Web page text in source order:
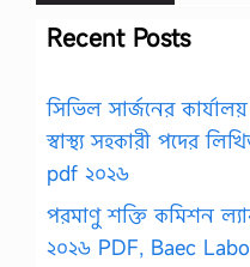
Recent Posts
সিভিল সার্জনের
স্বাস্থ্য সহকারী পদের
pdf ২০২৬
পরমাণু শক্তি কমিশন
২০২৬ PDF, Baec